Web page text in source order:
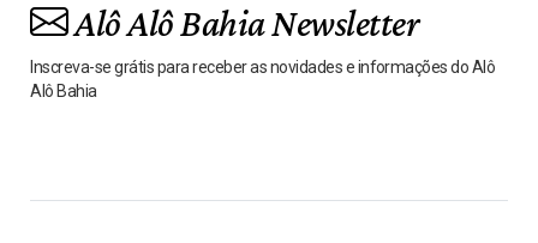
Alô Alô Bahia Newsletter
Inscreva-se grátis para receber as novidades e informações do Alô
Alô Bahia